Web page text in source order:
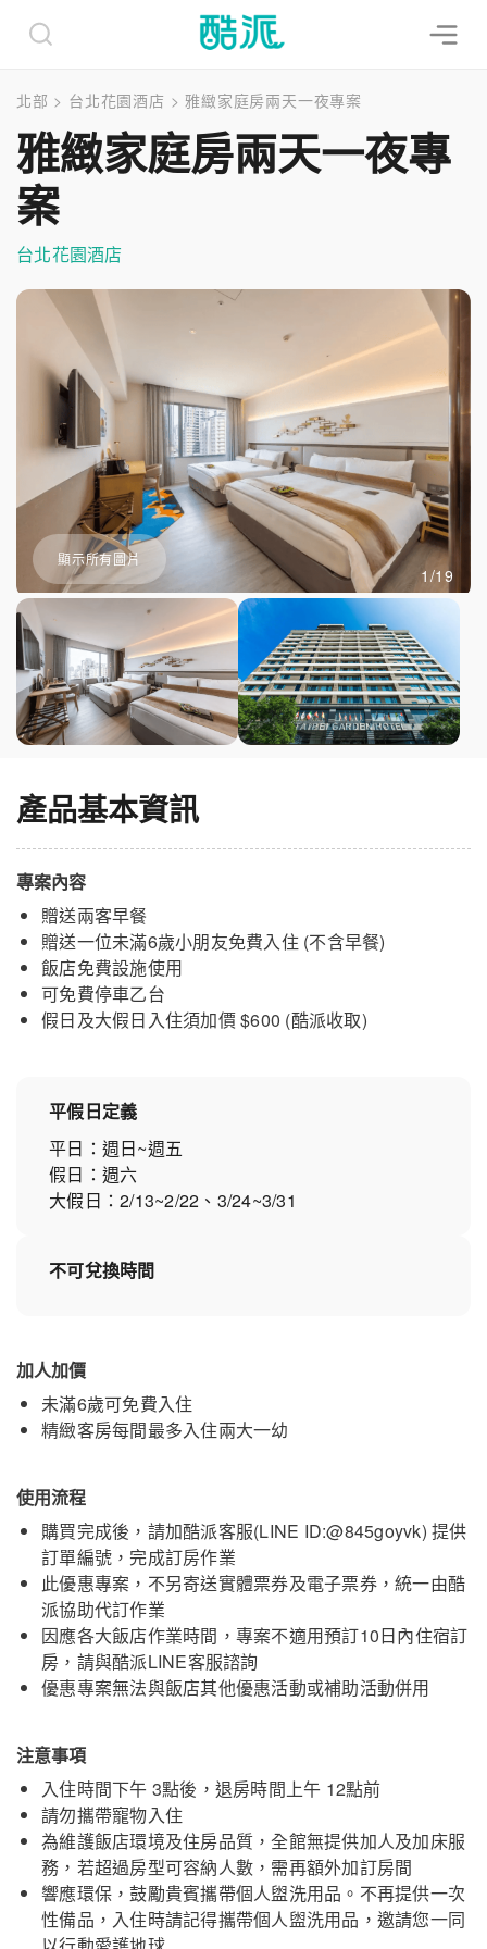
北部 > 台北花園酒店 >雅緻家庭房兩天一夜專案
雅緻家庭房兩天一夜專
案
台北花園酒店
顯示所有圖片
1/19
產品基本資訊
專案內容
贈送兩客早餐
贈送一位未滿6歲小朋友免費入住 (不含早餐)
飯店免費設施使用
可免費停車乙台
假日及大假日入住須加價 $600 (酷派收取)
平假日定義
平日：週日~週五
假日：週六
大假日：2/13~2/22、3/24~3/31
不可兌換時間
加人加價
未滿6歲可免費入住
精緻客房每間最多入住兩大一幼
使用流程
購買完成後，請加酷派客服(LINE ID:@845goyvk) 提供
訂單編號，完成訂房作業
此優惠專案，不另寄送實體票券及電子票券，統一由酷
派協助代訂作業
因應各大飯店作業時間，專案不適用預訂10日內住宿訂
房，請與酷派LINE客服諮詢
優惠專案無法與飯店其他優惠活動或補助活動併用
注意事項
入住時間下午 3點後，退房時間上午 12點前
請勿攜帶寵物入住
為維護飯店環境及住房品質，全館無提供加人及加床服
務，若超過房型可容納人數，需再額外加訂房間
響應環保，鼓勵貴賓攜帶個人盥洗用品。不再提供一次
性備品，入住時請記得攜帶個人盥洗用品，邀請您一同